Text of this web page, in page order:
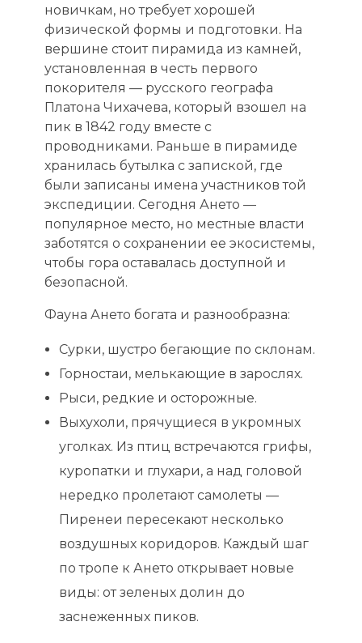
новичкам, но требует хорошей
физической формы и подготовки. На
вершине стоит пирамида из камней,
установленная в честь первого
покорителя — русского географа
Платона Чихачева, который взошел на
пик в 1842 году вместе с
проводниками. Раньше в пирамиде
хранилась бутылка с запиской, где
были записаны имена участников той
экспедиции. Сегодня Ането —
популярное место, но местные власти
заботятся о сохранении ее экосистемы,
чтобы гора оставалась доступной и
безопасной.
Фауна Ането богата и разнообразна:
Сурки, шустро бегающие по склонам.
Горностаи, мелькающие в зарослях.
Рыси, редкие и осторожные.
Выхухоли, прячущиеся в укромных
уголках. Из птиц встречаются грифы,
куропатки и глухари, а над головой
нередко пролетают самолеты —
Пиренеи пересекают несколько
воздушных коридоров. Каждый шаг
по тропе к Ането открывает новые
виды: от зеленых долин до
заснеженных пиков.